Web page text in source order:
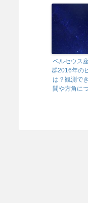
ペルセウス
群2016年の
は？観測で
間や方角に